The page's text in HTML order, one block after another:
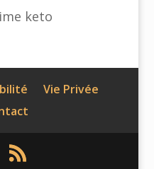
keto
Vie Privée